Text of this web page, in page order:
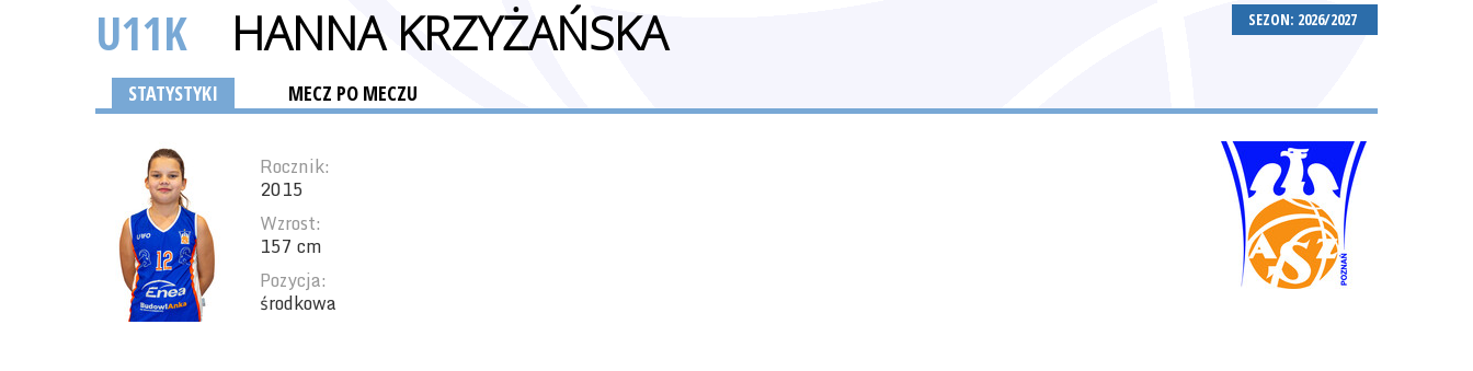
SEZON: 2026/2027
U11K HANNA KRZYŻAŃSKA
STATYSTYKI MECZ PO MECZU
Rocznik:
2015
Wzrost:
157 cm
Pozycja:
środkowa